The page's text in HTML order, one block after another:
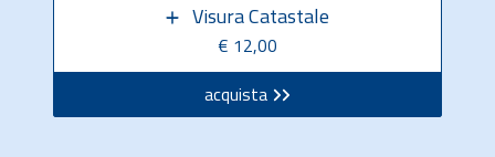
Visura Catastale
€ 12,00
acquista